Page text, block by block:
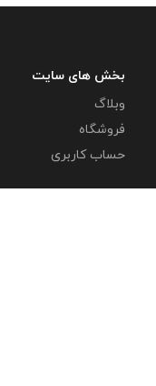
بخش های سایت
وبلاگ
فروشگاه
حساب کاربری